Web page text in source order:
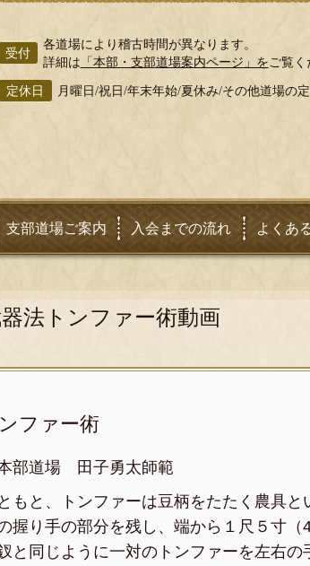
受付
各道場により稽古時間が異なります。
詳細は 「本部・支部道場案内ページ 」を ご覧く
定休日 月曜日/祝日/年末年始/夏休み/その他道場の
支部道場ご案内 入会までの流れ よくあ
法トンファー術動画
ファー術
部道場 田子勇太師範
と、トンファーは豆柄をたたく農具と
握り手の部分を残し、端から１尺５寸
と同じように一対のトンファーを左右